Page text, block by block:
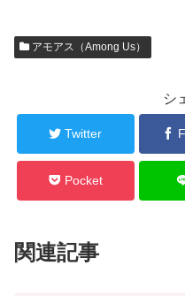
アモアス（Among Us）
シ
Twitter
Pocket
関連記事